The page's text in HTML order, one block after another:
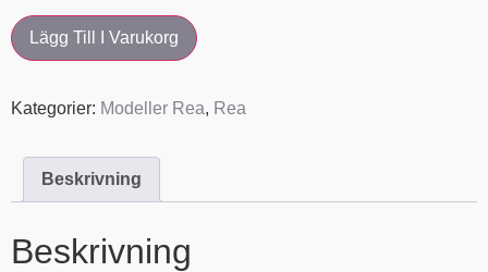
Lägg Till I Varukorg
Kategorier: Modeller Rea, Rea
Beskrivning
Beskrivning